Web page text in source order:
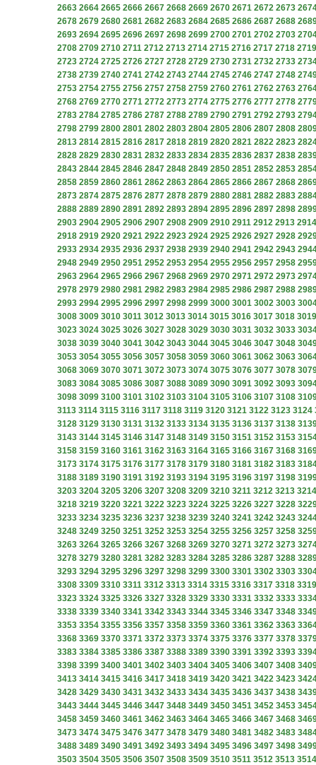
2663 2664 2665 2666 2667 2668 2669 2670 2671 2672 2673
2678 2679 2680 2681 2682 2683 2684 2685 2686 2687 2688
2693 2694 2695 2696 2697 2698 2699 2700 2701 2702 2703
2708 2709 2710 2711 2712 2713 2714 2715 2716 2717 2718 2719
2723 2724 2725 2726 2727 2728 2729 2730 2731 2732 2733
2738 2739 2740 2741 2742 2743 2744 2745 2746 2747 2748
2753 2754 2755 2756 2757 2758 2759 2760 2761 2762 2763
2768 2769 2770 2771 2772 2773 2774 2775 2776 2777 2778
2783 2784 2785 2786 2787 2788 2789 2790 2791 2792 2793
2798 2799 2800 2801 2802 2803 2804 2805 2806 2807 2808
2813 2814 2815 2816 2817 2818 2819 2820 2821 2822 2823
2828 2829 2830 2831 2832 2833 2834 2835 2836 2837 2838
2843 2844 2845 2846 2847 2848 2849 2850 2851 2852 2853
2858 2859 2860 2861 2862 2863 2864 2865 2866 2867 2868
2873 2874 2875 2876 2877 2878 2879 2880 2881 2882 2883
2888 2889 2890 2891 2892 2893 2894 2895 2896 2897 2898
2903 2904 2905 2906 2907 2908 2909 2910 2911 2912 2913 2914
2918 2919 2920 2921 2922 2923 2924 2925 2926 2927 2928
2933 2934 2935 2936 2937 2938 2939 2940 2941 2942 2943
2948 2949 2950 2951 2952 2953 2954 2955 2956 2957 2958
2963 2964 2965 2966 2967 2968 2969 2970 2971 2972 2973
2978 2979 2980 2981 2982 2983 2984 2985 2986 2987 2988
2993 2994 2995 2996 2997 2998 2999 3000 3001 3002 3003
3008 3009 3010 3011 3012 3013 3014 3015 3016 3017 3018 3019
3023 3024 3025 3026 3027 3028 3029 3030 3031 3032 3033
3038 3039 3040 3041 3042 3043 3044 3045 3046 3047 3048
3053 3054 3055 3056 3057 3058 3059 3060 3061 3062 3063
3068 3069 3070 3071 3072 3073 3074 3075 3076 3077 3078
3083 3084 3085 3086 3087 3088 3089 3090 3091 3092 3093
3098 3099 3100 3101 3102 3103 3104 3105 3106 3107 3108
3113 3114 3115 3116 3117 3118 3119 3120 3121 3122 3123 3124
3128 3129 3130 3131 3132 3133 3134 3135 3136 3137 3138
3143 3144 3145 3146 3147 3148 3149 3150 3151 3152 3153
3158 3159 3160 3161 3162 3163 3164 3165 3166 3167 3168
3173 3174 3175 3176 3177 3178 3179 3180 3181 3182 3183
3188 3189 3190 3191 3192 3193 3194 3195 3196 3197 3198
3203 3204 3205 3206 3207 3208 3209 3210 3211 3212 3213 3214
3218 3219 3220 3221 3222 3223 3224 3225 3226 3227 3228
3233 3234 3235 3236 3237 3238 3239 3240 3241 3242 3243
3248 3249 3250 3251 3252 3253 3254 3255 3256 3257 3258
3263 3264 3265 3266 3267 3268 3269 3270 3271 3272 3273
3278 3279 3280 3281 3282 3283 3284 3285 3286 3287 3288
3293 3294 3295 3296 3297 3298 3299 3300 3301 3302 3303
3308 3309 3310 3311 3312 3313 3314 3315 3316 3317 3318 3319
3323 3324 3325 3326 3327 3328 3329 3330 3331 3332 3333
3338 3339 3340 3341 3342 3343 3344 3345 3346 3347 3348
3353 3354 3355 3356 3357 3358 3359 3360 3361 3362 3363
3368 3369 3370 3371 3372 3373 3374 3375 3376 3377 3378
3383 3384 3385 3386 3387 3388 3389 3390 3391 3392 3393
3398 3399 3400 3401 3402 3403 3404 3405 3406 3407 3408
3413 3414 3415 3416 3417 3418 3419 3420 3421 3422 3423
3428 3429 3430 3431 3432 3433 3434 3435 3436 3437 3438
3443 3444 3445 3446 3447 3448 3449 3450 3451 3452 3453
3458 3459 3460 3461 3462 3463 3464 3465 3466 3467 3468
3473 3474 3475 3476 3477 3478 3479 3480 3481 3482 3483
3488 3489 3490 3491 3492 3493 3494 3495 3496 3497 3498
3503 3504 3505 3506 3507 3508 3509 3510 3511 3512 3513 3514